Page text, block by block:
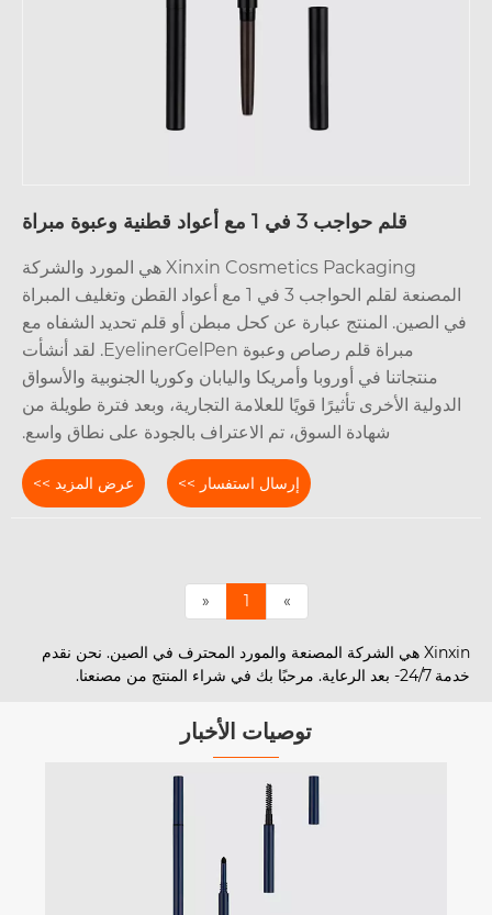
قلم حواجب 3 في 1 مع أعواد قطنية وعبوة مبراة
Xinxin Cosmetics Packaging هي المورد والشركة
المصنعة لقلم الحواجب 3 في 1 مع أعواد القطن وتغليف المبراة
الصين. المنتج عبارة عن كحل مبطن أو قلم تحديد الشفاه مع
مبراة قلم رصاص وعبوة EyelinerGelPen. لقد أنشأت
منتجاتنا في أوروبا وأمريكا واليابان وكوريا الجنوبية والأسواق
الأخرى تأثيرًا قويًا للعلامة التجارية، وبعد فترة طويلة من
شهادة السوق، تم الاعتراف بالجودة على نطاق واسع.
عرض المزيد >> إرسال استفسار >>
« 1
Xinxin هي الشركة المصنعة والمورد المحترف في الصين. نحن نقدم
توصيات الأخبار